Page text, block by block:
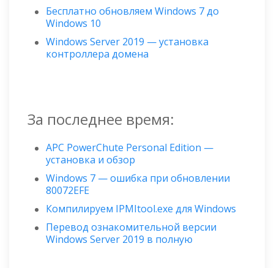
Бесплатно обновляем Windows 7 до
Windows 10
Windows Server 2019 — установка
контроллера домена
За последнее время:
APC PowerChute Personal Edition —
установка и обзор
Windows 7 — ошибка при обновлении
80072EFE
Компилируем IPMItool.exe для Windows
Перевод ознакомительной версии
Windows Server 2019 в полную